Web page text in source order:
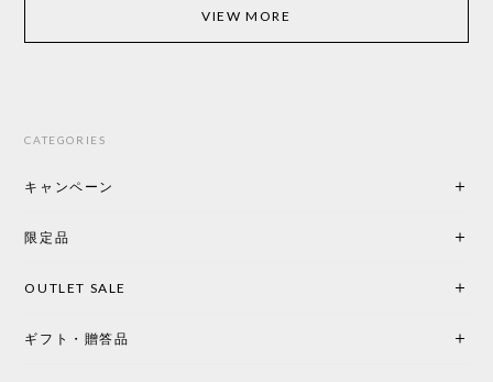
VIEW MORE
CATEGORIES
キャンペーン
限定品
OUTLET SALE
ギフト・贈答品